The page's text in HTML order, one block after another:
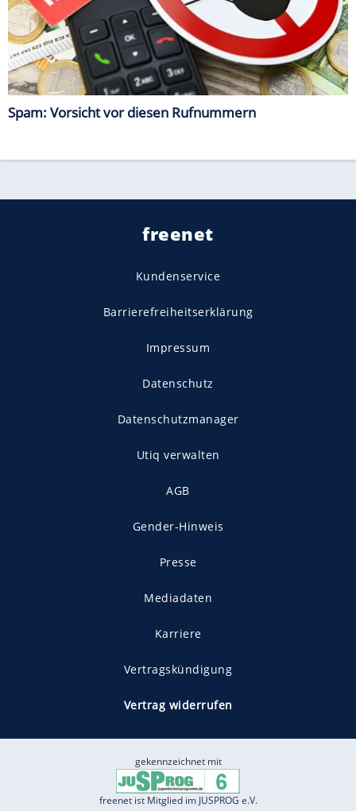
Spam: Vorsicht vor diesen Rufnummern
freenet
Kundenservice
Barrierefreiheitserklärung
Impressum
Datenschutz
Datenschutzmanager
Utiq verwalten
AGB
Gender-Hinweis
Presse
Mediadaten
Karriere
Vertragskündigung
Vertrag widerrufen
gekennzeichnet mit
freenet ist Mitglied im JUSPROG e.V.